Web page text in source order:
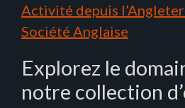
Activité depuis
Société Anglaise
Explorez le
notre collection